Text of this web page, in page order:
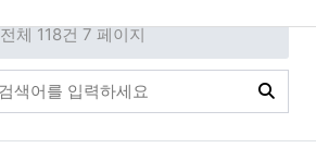
전체 118건 7 페이지